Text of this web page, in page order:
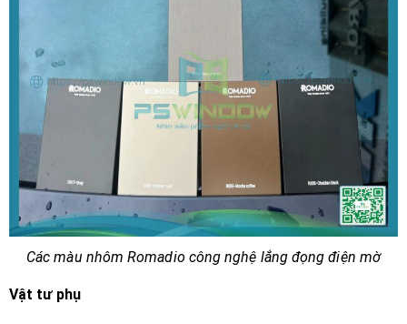
Các màu nhôm Romadio công nghệ lắng đọng điện mờ
Vật tư phụ